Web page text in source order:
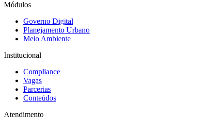
Módulos
Governo Digital
Planejamento Urbano
Meio Ambiente
Institucional
Compliance
Vagas
Parcerias
Conteúdos
Atendimento